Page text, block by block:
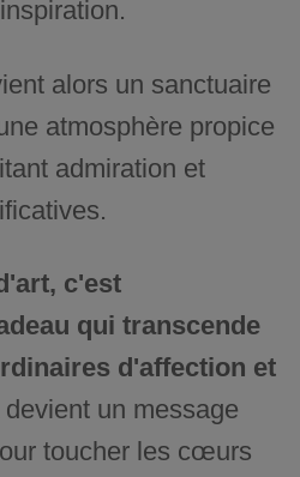
alors un sanctuaire
atmosphère propice
admiration et
c'est
qui transcende
d'affection et
devient un message
toucher les cœurs